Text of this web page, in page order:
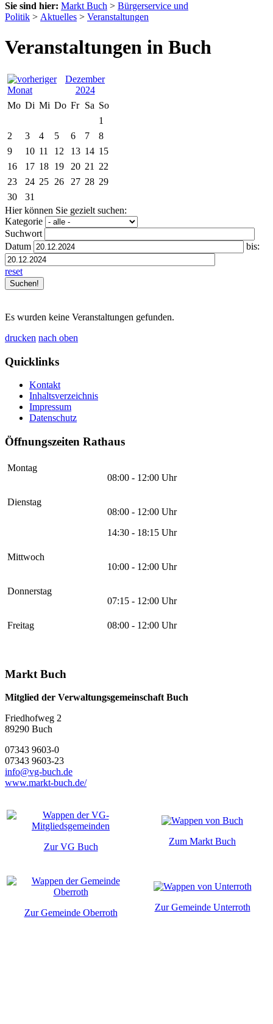
Sie sind hier: Markt Buch > Bürgerservice und
Politik > Aktuelles > Veranstaltungen
Veranstaltungen in Buch
Dezember
2024
Mo Di Mi Do Fr Sa So
1
2
3 4 5 6 7
8
9
10 11 12 13 14 15
16
17 18 19 20 21
22
23
24 25 26 27 28 29
30
31
Hier können Sie gezielt suchen:
Kategorie
Suchwort
Datum
bis:
reset
Es wurden keine Veranstaltungen gefunden.
drucken nach oben
Quicklinks
Kontakt
Inhaltsverzeichnis
Impressum
Datenschutz
Öffnungszeiten Rathaus
Montag
08:00 - 12:00 Uhr
Dienstag
08:00 - 12:00 Uhr
14:30 - 18:15 Uhr
Mittwoch
10:00 - 12:00 Uhr
Donnerstag
07:15 - 12:00 Uhr
Freitag 08:00 - 12:00 Uhr
Markt Buch
Mitglied der Verwaltungsgemeinschaft Buch
Friedhofweg 2
89290 Buch
07343 9603-0
07343 9603-23
info@vg-buch.de
www.markt-buch.de/
Zur VG Buch
Zum Markt Buch
Zur Gemeinde Oberroth
Zur Gemeinde Unterroth